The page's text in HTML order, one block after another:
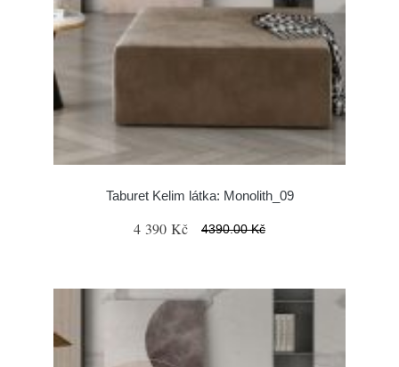
Taburet Kelim látka: Monolith_09
4 390 Kč 4390.00 Kč